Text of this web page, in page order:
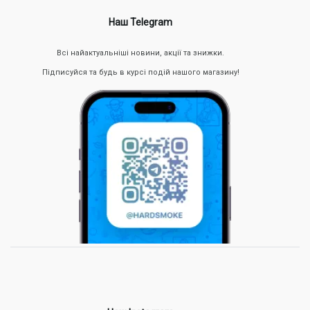
Для стабільної роботи електронної сигарети важливо
правильно підбирати витратні матеріали. Найчастіше рідини
для вейпів смак м’ята випускаються на сольовому нікотині зі
співвідношенням VG/PG 50/50. Такий склад ідеально
підходить для того, щоб заправлятикартриджі для POD-
, забезпечуючи швидке насичення та відмінну
смакопередачу.
М’ятний ароматизатор має хорошу текучість, а також помірний
вміст підсолоджувачів, що позитивно впливає на термін
служби випарника. На відміну від важких десертних міксів,
Наш Telegram
Всі найактуальніші новини, акції та знижки.
Підписуйся та будь в курсі подій нашого магазину!